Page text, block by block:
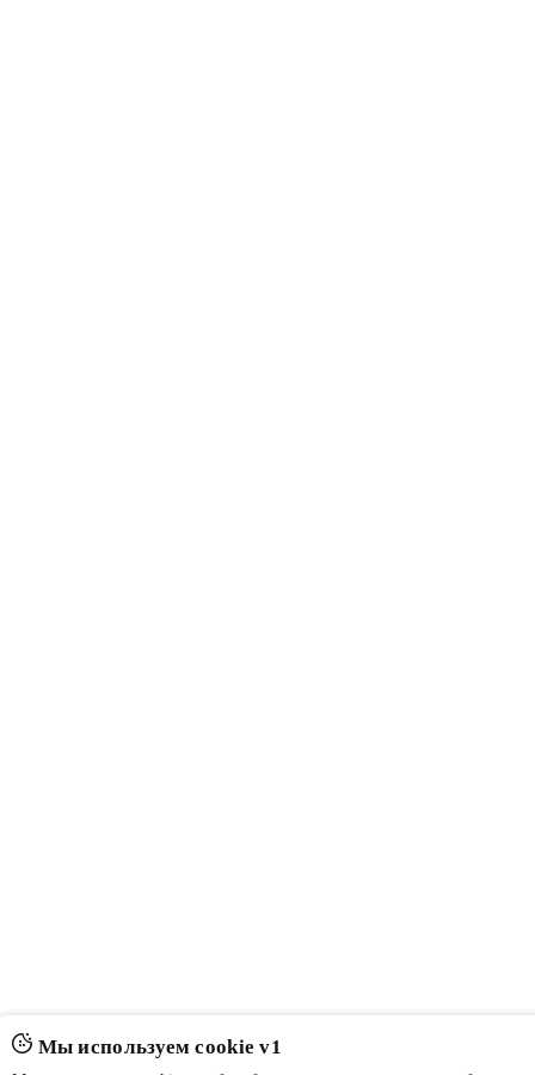
Мы используем cookie v1